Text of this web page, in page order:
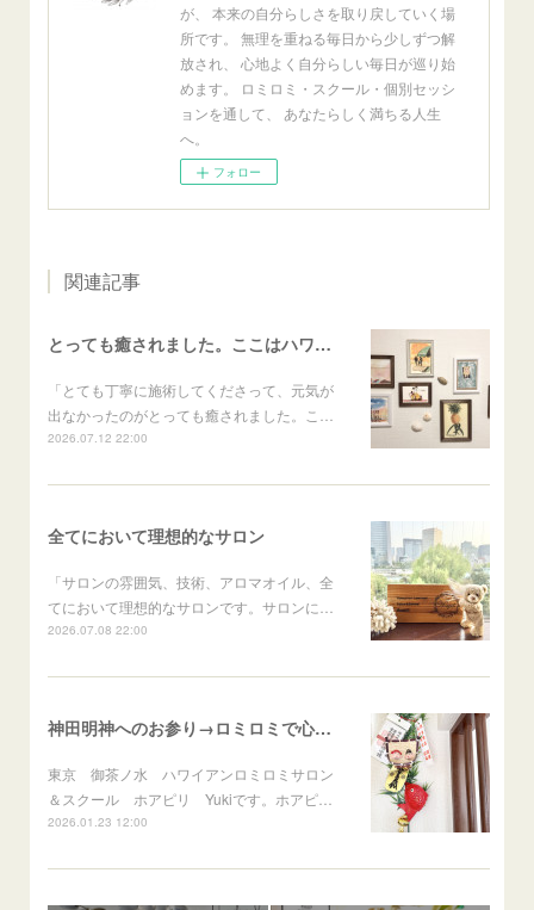
が、 本来の自分らしさを取り戻していく場
所です。 無理を重ねる毎日から少しずつ解
放され、 心地よく自分らしい毎日が巡り始
めます。 ロミロミ・スクール・個別セッシ
ョンを通して、 あなたらしく満ちる人生
へ。
フォロー
関連記事
とっても癒されました。ここはハワイかな？と思いました
「とても丁寧に施術してくださって、元気が
出なかったのがとっても癒されました。こ…
2026.07.12 22:00
全てにおいて理想的なサロン
「サロンの雰囲気、技術、アロマオイル、全
てにおいて理想的なサロンです。サロンに…
2026.07.08 22:00
神田明神へのお参り→ロミロミで心身のメンテナンス
東京 御茶ノ水 ハワイアンロミロミサロン
＆スクール ホアピリ Yukiです。ホアピ…
2026.01.23 12:00